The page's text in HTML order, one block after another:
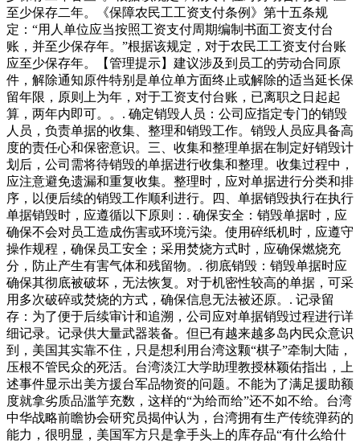
至少保存二年。《保障农民工工资支付条例》第十五条规
定：“用人单位应当按照工资支付周期编制书面工资支付台
账，并至少保存年。”根据该规定，对于农民工工资支付台账
应至少保存年。【管理提示】建议涉及到员工的劳动合同原
件，解除通知原件特别是单位单方面终止或解除的适当延长保
留年限，原则上为年，对于工资支付台账，已离职之日起起
算，两年内即可。。. 确定销毁人员：公司应指定专门的销毁
人员，负责单据的收集、整理和销毁工作。销毁人员应具备高
度的责任心和保密意识。三、收集和整理单据在制定好销毁计
划后，公司需将待销毁的单据进行收集和整理。收集过程中，
应注意避免遗漏和重复收集。整理时，应对单据进行分类和排
序，以便后续的销毁工作顺利进行。四、单据销毁执行在执行
单据销毁时，应遵循以下原则：. 确保安全：销毁单据时，应
确保不会对员工造成伤害或环境污染。使用碎纸机时，应遵守
操作规程，确保员工安全；采用焚烧方式时，应确保燃烧充
分，防止产生有害气体和残留物。. 彻底销毁：销毁单据时应
确保其彻底被破坏，无法恢复。对于机密性较高的单据，可采
用多次破碎或焚烧的方式，确保信息无法被还原。. 记录留
存：为了便于后续审计和追溯，公司应对单据销毁过程进行详
细记录。记录供大量武器装备。但已有越来越多岛内民众意识
到，美国其实靠不住，只是想利用台湾这颗“棋子”牵制大陆，
压根不管民众的死活。台湾淡江大学助理教授林颖佑指出，上
述事件显示出美方援台军品物资的问题。不能为了满足援助额
度就拿劣质品滥竽充数，这样的“为给而给”还不如不给。台湾
中华战略前瞻协会研究员揭仲认为，台湾拥有生产传统弹药的
能力，很明显，美国军方只是拿手头上的库存品“有什么给什